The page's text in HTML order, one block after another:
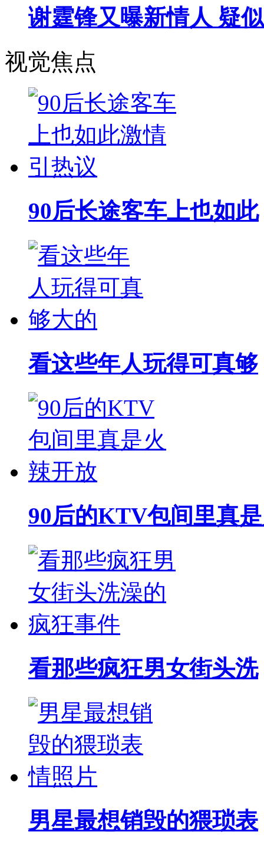
谢霆锋又曝新情人 疑似
视觉焦点
90后长途客车上也如此
看这些年人玩得可真够
90后的KTV包间里真
看那些疯狂男女街头洗
男星最想销毁的猥琐表